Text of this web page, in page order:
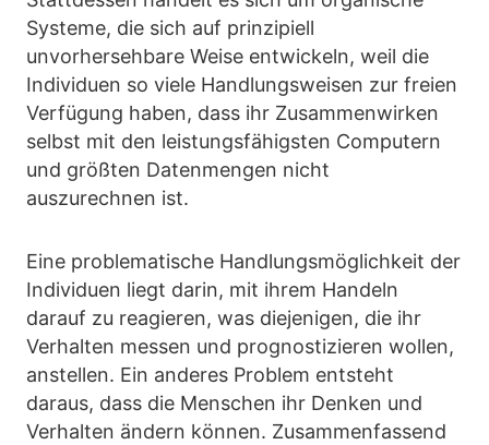
Systeme, die sich auf prinzipiell
unvorhersehbare Weise entwickeln, weil die
Individuen so viele Handlungsweisen zur freien
Verfügung haben, dass ihr Zusammenwirken
selbst mit den leistungsfähigsten Computern
und größten Datenmengen nicht
auszurechnen ist.
Eine problematische Handlungsmöglichkeit der
Individuen liegt darin, mit ihrem Handeln
darauf zu reagieren, was diejenigen, die ihr
Verhalten messen und prognostizieren wollen,
anstellen. Ein anderes Problem entsteht
daraus, dass die Menschen ihr Denken und
Verhalten ändern können. Zusammenfassend